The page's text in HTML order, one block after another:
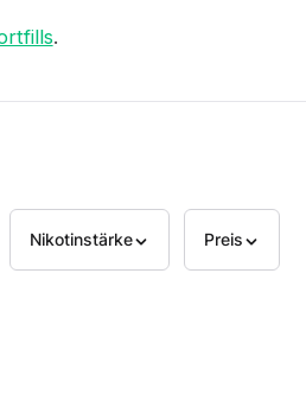
.
Nikotinstärke Preis